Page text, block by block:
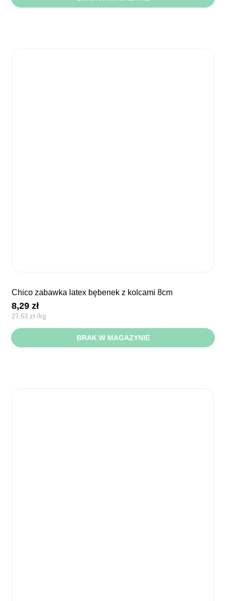
chico zabawka latex bębenek z kolcami 8cm
8,29zł
27,63 zł /kg
BRAK W MAGAZYNIE